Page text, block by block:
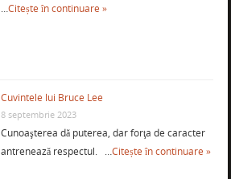
…Citește în continuare »
Cuvintele lui Bruce Lee
8 septembrie 2023
Cunoaşterea dă puterea, dar forţa de caracter
antrenează respectul. …Citește în continuare »